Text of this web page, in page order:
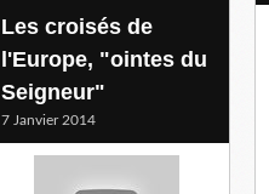
Les croisés de
l'Europe, "ointes du
Seigneur"
7 Janvier 2014